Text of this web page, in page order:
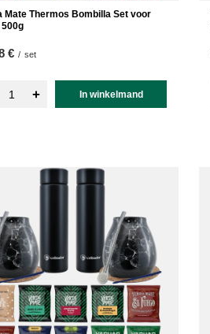
Mate Thermos Bombilla Set voor
500g
€ / set
+ In winkelmand